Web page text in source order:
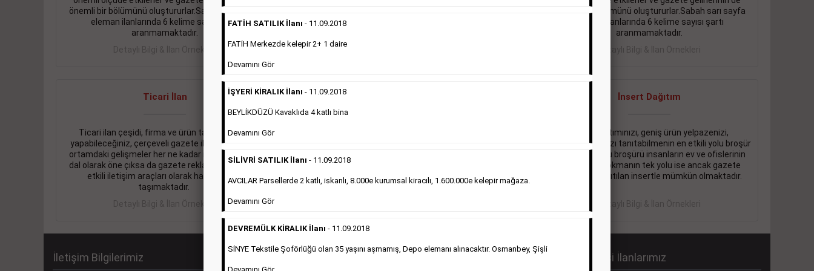
önemli bir bölümünü oluştururlar.Sabah sarı sayfa
eleman ilanlarında 6 kelime sayısı şartı
aranmamaktadır.
Detaylı Bilgi & İlan Örnekleri
eleman ilanlarında 6 kelime sayısı şartı
önemli bir bölümünü oluştururlar.Sabah sarı sayfa
eleman ilanlarında 6 kelime sayısı şartı
aranmamaktadır.
Detaylı Bilgi & İlan Örnekleri
Ticari İlan
Ticari ilan çeşidi, firma ve ürün tanıtımlarınızı
yapabileceğiniz, çerçeveli gazete ilanlarıdır. Dijital
ortamdaki gelişmeler her ne kadar ihtiyacın arttığı
dal olarak öne çıksa da gazete reklamları halen en
etkili iletişim araçları olarak hayati önem
taşımaktadır.
Detaylı Bilgi & İlan Örnekleri
ilanlara göre daha ekonomiktir.
İnsert Dağıtım
Firma tanıtımınızı, geniş ürün yelpazenizi,
promosyonlarınızı tanıtabilmenin en etkili yolu broşür
dağıtmaktır. Bu broşürü insanların ev ve ofislerinin
içine kadar sokmanın tek yolu ise ancak gazete
içerisinde dağıtılan insertle mümkün olmaktadır.
Detaylı Bilgi & İlan Örnekleri
İletişim Bilgilerimiz Kampanyalarımız Sabah Gazetesi İlanlarımız
FATİH SATILIK İlanı - 11.09.2018
FATİH Merkezde kelepir 2+ 1 daire
Devamını Gör
İŞYERİ KİRALIK İlanı - 11.09.2018
BEYLİKDÜZÜ Kavaklıda 4 katlı bina
Devamını Gör
SİLİVRİ SATILIK İlanı - 11.09.2018
AVCILAR Parsellerde 2 katlı, iskanlı, 8.000e kurumsal kiracılı, 1.600.000e kelepir mağaza.
Devamını Gör
DEVREMÜLK KİRALIK İlanı - 11.09.2018
SİNYE Tekstile Şoförlüğü olan 35 yaşını aşmamış, Depo elemanı alınacaktır. Osmanbey, Şişli